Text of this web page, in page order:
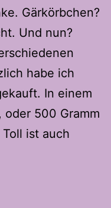
Gärkörbchen?
Und nun?
habe ich
In einem
500 Gramm
ist auch